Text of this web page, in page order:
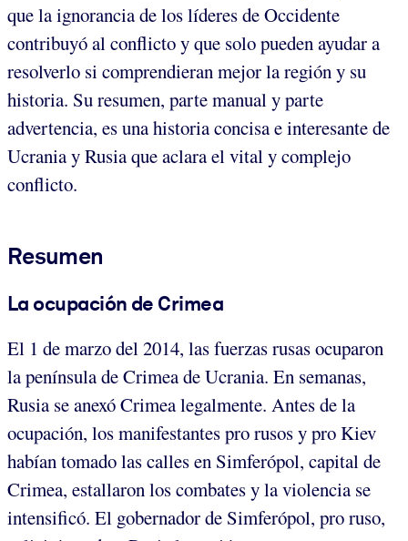
que la ignorancia de los líderes de Occidente
contribuyó al conflicto y que solo pueden ayudar a
resolverlo si comprendieran mejor la región y su
historia. Su resumen, parte manual y parte
advertencia, es una historia concisa e interesante de
Ucrania y Rusia que aclara el vital y complejo
conflicto.
Resumen
La ocupación de Crimea
El 1 de marzo del 2014, las fuerzas rusas ocuparon
la península de Crimea de Ucrania. En semanas,
Rusia se anexó Crimea legalmente. Antes de la
ocupación, los manifestantes pro rusos y pro Kiev
habían tomado las calles en Simferópol, capital de
Crimea, estallaron los combates y la violencia se
intensificó. El gobernador de Simferópol, pro ruso,